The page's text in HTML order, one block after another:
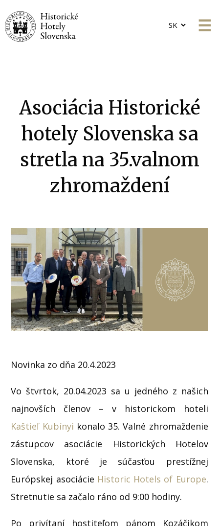
Choose
Asociácia Historické
hotely Slovenska sa
stretla na 35.valnom
zhromaždení
Novinka zo dňa 20.4.2023
Vo štvrtok, 20.04.2023 sa u jedného z našich
najnovších členov – v historickom hoteli
Kaštieľ Kubínyi konalo 35. Valné zhromaždenie
zástupcov asociácie Historických Hotelov
Slovenska, ktoré je súčasťou prestížnej
Európskej asociácie Historic Hotels of Europe.
Stretnutie sa začalo ráno od 9:00 hodiny.
Po privítaní hostiteľom pánom Kozáčikom